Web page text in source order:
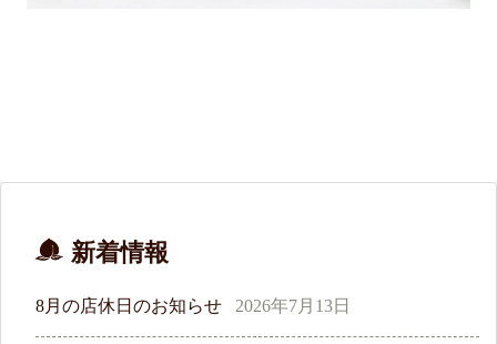
新着情報
8月の店休日のお知らせ 2026年7月13日